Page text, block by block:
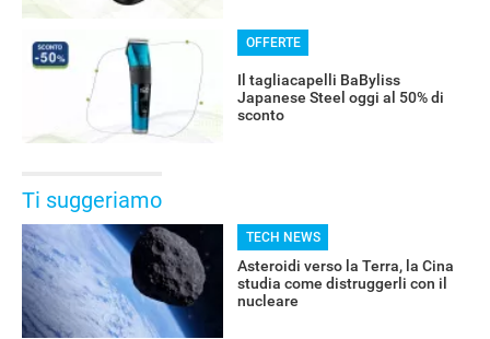
OFFERTE
Il tagliacapelli BaByliss
Japanese Steel oggi al 50% di
sconto
Ti suggeriamo
TECH NEWS
Asteroidi verso la Terra, la Cina
studia come distruggerli con il
nucleare